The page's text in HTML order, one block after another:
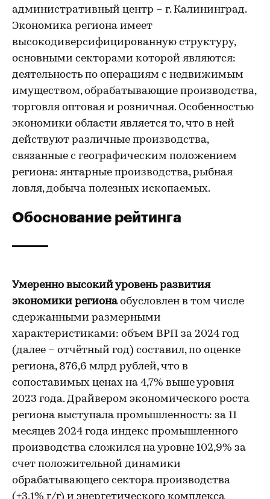
административный центр – г. Калининград.
Экономика региона имеет
высокодиверсифицированную структуру,
основными секторами которой являются:
деятельность по операциям с недвижимым
имуществом, обрабатывающие производства,
торговля оптовая и розничная. Особенностью
экономики области является то, что в ней
действуют различные производства,
связанные с географическим положением
региона: янтарные производства, рыбная
ловля, добыча полезных ископаемых.
Обоснование рейтинга
Умеренно высокий уровень развития
экономики регионаобусловлен в том числе
сдержанными размерными
характеристиками: объем ВРП за 2024 год
(далее – отчётный год) составил, по оценке
региона, 876,6 млрд рублей, что в
сопоставимых ценах на 4,7% выше уровня
2023 года. Драйвером экономического роста
региона выступала промышленность: за 11
месяцев 2024 года индекс промышленного
производства сложился на уровне 102,9% за
счет положительной динамики
обрабатывающего сектора производства